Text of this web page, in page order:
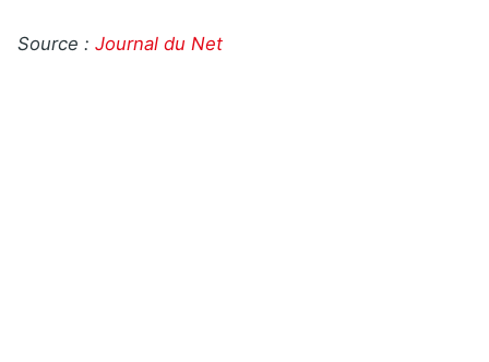
Source : Journal du Net